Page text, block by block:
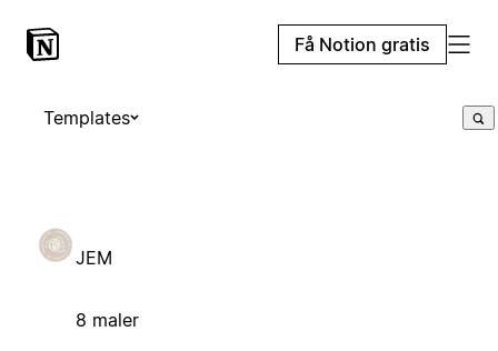
Få Notion gratis
Templates
JEM
8 maler